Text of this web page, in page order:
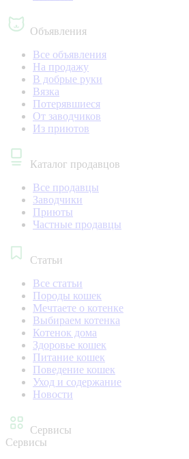
Объявления
Все объявления
На продажу
В добрые руки
Вязка
Потерявшиеся
От заводчиков
Из приютов
Каталог продавцов
Все продавцы
Заводчики
Приюты
Частные продавцы
Статьи
Все статьи
Породы кошек
Мечтаете о котенке
Выбираем котенка
Котенок дома
Здоровье кошек
Питание кошек
Поведение кошек
Уход и содержание
Новости
Сервисы
Сервисы